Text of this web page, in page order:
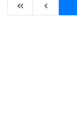
|de:Erste